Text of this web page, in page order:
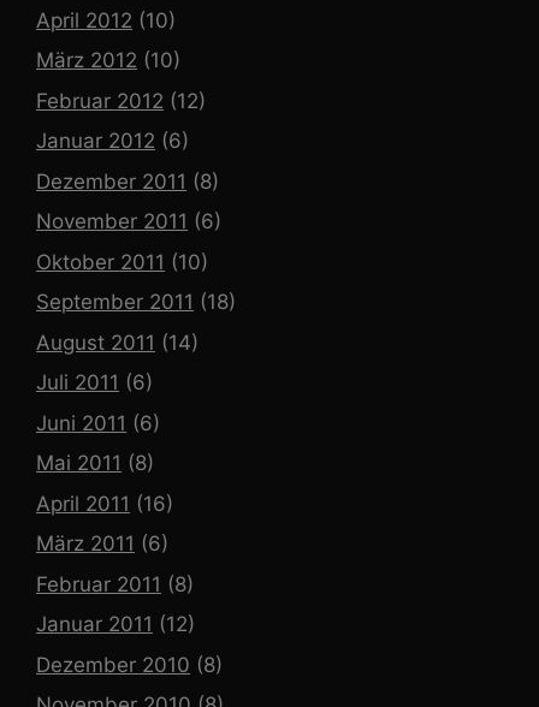
April 2012 (10)
März 2012 (10)
Februar 2012 (12)
Januar 2012 (6)
Dezember 2011 (8)
November 2011 (6)
Oktober 2011 (10)
September 2011 (18)
August 2011 (14)
Juli 2011 (6)
Juni 2011 (6)
Mai 2011 (8)
April 2011 (16)
März 2011 (6)
Februar 2011 (8)
Januar 2011 (12)
Dezember 2010 (8)